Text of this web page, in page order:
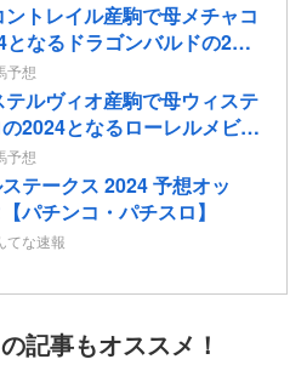
ントレイル産駒で母メチャコ
なるドラゴンバルドの2歳
予想
テルヴィオ産駒で母ウィステ
2024となるローレルメビウ
予想
テークス 2024 予想オッ
パチンコ・パチスロ】
てな速報
記事もオススメ！